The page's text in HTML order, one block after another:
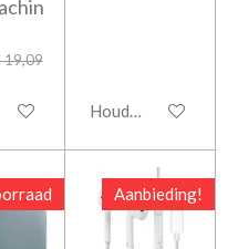
19,09
op de hoogteHoud mij op de
Aanbieding!